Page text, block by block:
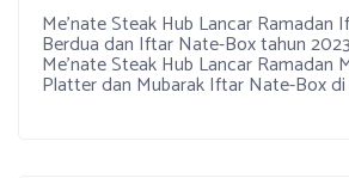
Me’nate Steak Hub Lancar
Berdua dan Iftar Nate-Box tahun
Me’nate Steak Hub Lancar Ramadan
Platter dan Mubarak Iftar Nate-Box